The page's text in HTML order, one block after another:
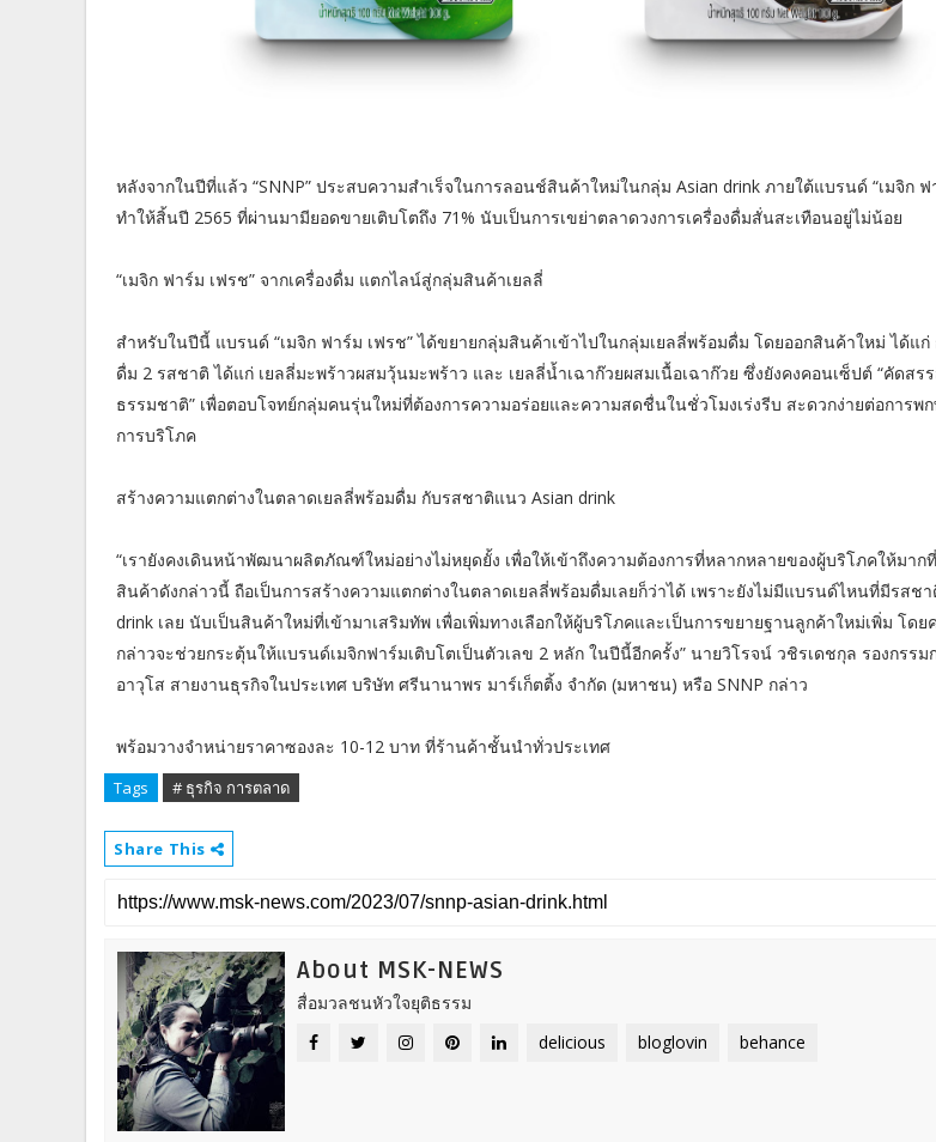
หลังจากในปีที่แล้ว “SNNP” ประสบความสำเร็จในการลอนช์สินค้าใหม่ในกลุ่ม Asian drink ภายใต้แบรนด์ “เมจิก ฟ
ทำให้สิ้นปี 2565 ที่ผ่านมามียอดขายเติบโตถึง 71% นับเป็นการเขย่าตลาดวงการเครื่องดื่มสั่นสะเทือนอยู่ไม่น้อย
“เมจิก ฟาร์ม เฟรช” จากเครื่องดื่ม แตกไลน์สู่กลุ่มสินค้าเยลลี่
สำหรับในปีนี้ แบรนด์ “เมจิก ฟาร์ม เฟรช” ได้ขยายกลุ่มสินค้าเข้าไปในกลุ่มเยลลี่พร้อมดื่ม โดยออกสินค้าใหม่ ได้แก่
ดื่ม 2 รสชาติ ได้แก่ เยลลี่มะพร้าวผสมวุ้นมะพร้าว และ เยลลี่น้ำเฉาก๊วยผสมเนื้อเฉาก๊วย ซึ่งยังคงคอนเซ็ปต์ “คัดสร
ธรรมชาติ” เพื่อตอบโจทย์กลุ่มคนรุ่นใหม่ที่ต้องการความอร่อยและความสดชื่นในชั่วโมงเร่งรีบ สะดวกง่ายต่อการพ
การบริโภค
สร้างความแตกต่างในตลาดเยลลี่พร้อมดื่ม กับรสชาติแนว Asian drink
“เรายังคงเดินหน้าพัฒนาผลิตภัณฑ์ใหม่อย่างไม่หยุดยั้ง เพื่อให้เข้าถึงความต้องการที่หลากหลายของผู้บริโภคให้มา
สินค้าดังกล่าวนี้ ถือเป็นการสร้างความแตกต่างในตลาดเยลลี่พร้อมดื่มเลยก็ว่าได้ เพราะยังไม่มีแบรนด์ไหนที่มีรสช
drink เลย นับเป็นสินค้าใหม่ที่เข้ามาเสริมทัพ เพื่อเพิ่มทางเลือกให้ผู้บริโภคและเป็นการขยายฐานลูกค้าใหม่เพิ่ม โด
กล่าวจะช่วยกระตุ้นให้แบรนด์เมจิกฟาร์มเติบโตเป็นตัวเลข 2 หลัก ในปีนี้อีกครั้ง” นายวิโรจน์ วชิรเดชกุล รองกรรม
อาวุโส สายงานธุรกิจในประเทศ บริษัท ศรีนานาพร มาร์เก็ตติ้ง จำกัด (มหาชน) หรือ SNNP กล่าว
พร้อมวางจำหน่ายราคาซองละ 10-12 บาท ที่ร้านค้าชั้นนำทั่วประเทศ
Tags # ธุรกิจ การตลาด
Share This
About MSK-NEWS
สื่อมวลชนหัวใจยุติธรรม
delicious
bloglovin behance